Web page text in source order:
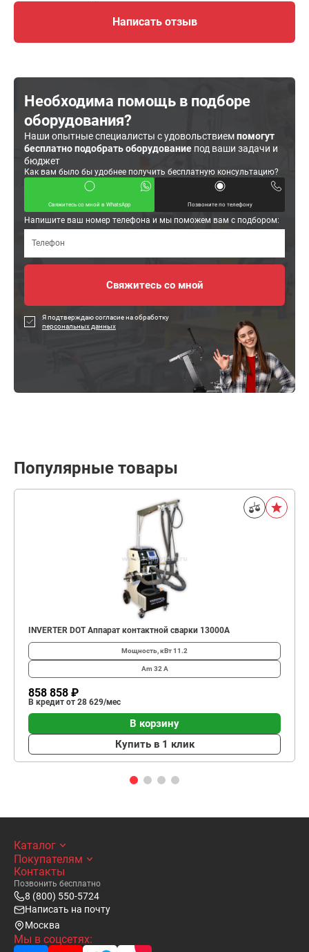
Написать отзыв
Необходима помощь в подборе
оборудования?
Наши опытные специалисты с удовольствиемпомогут
бесплатно подобрать оборудование под ваши задачи и
бюджет
Как вам было бы удобнее получить бесплатную консультацию?
Свяжитесь со мной в WhatsApp Позвоните по телефону
Напишите ваш номер телефона и мы поможем вам с подбором:
Я подтверждаю согласие на обработку
персональных данных
Популярные товары
INVERTER DOT Аппарат контактной сварки 13000А
Мощность, кВт11.2
Am 32 А
858 858 ₽
В кредит от 28 629/мес
В корзину
Купить в 1 клик
Каталог
Покупателям
Контакты
Позвонить бесплатно
8 (800) 550-5724
Написать на почту
Москва
Мы в соцсетях: